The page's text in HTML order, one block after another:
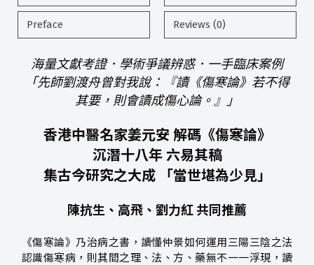
Preface Reviews (0)
海量文獻考證．學術爭議辨惑．一手臨床案例
「先師劉渡舟曾對我說：『讀《傷寒論》若不得
其要，則會讀成傷心論。』」
香港中醫名家姜元安 解碼《傷寒論》
沉潛十八年 六易其稿
集古今研究之大成 「當世堪為少見」
陳抗生、高飛、劉力紅 共同推薦
《傷寒論》乃治病之書，讀懂仲景如何運用三陽三陰之法
認識傷寒病，則其間之理、法、方、藥無不一一浮現，讀